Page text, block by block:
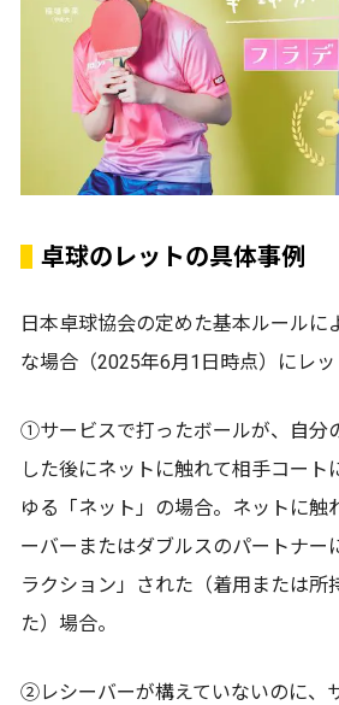
卓球のレットの具体事例
日本卓球協会の定めた基本ルールに
な場合（2025年6月1日時点）にレッ
①サービスで打ったボールが、自分
した後にネットに触れて相手コート
ゆる「ネット」の場合。ネットに触
ーバーまたはダブルスのパートナー
ラクション」された（着用または所
た）場合。
②レシーバーが構えていないのに、